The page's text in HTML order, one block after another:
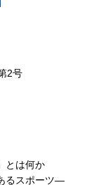
2号
とは何か
るスポーツ―